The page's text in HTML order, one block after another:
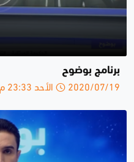
برنامج بوضوح
2020/07/19 الأحد 23:33 م